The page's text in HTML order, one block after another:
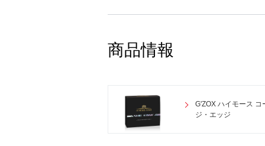
商品情報
G'ZOX ハイモース コ
ジ・エッジ